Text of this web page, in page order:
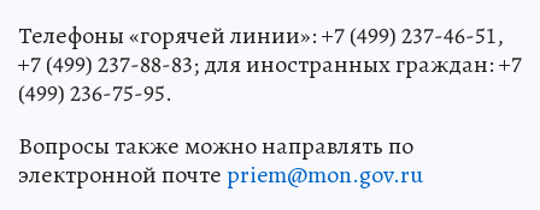
Телефоны «горячей линии»: +7 (499) 237-46-51,
+7 (499) 237-88-83; для иностранных граждан: +7
(499) 236-75-95.
Вопросы также можно направлять по
электронной почтеpriem@mon.gov.ru